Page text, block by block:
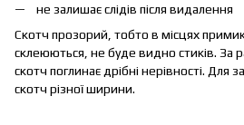
не залишає слідів після видалення
Скотч прозорий, тобто в місцях
склеюються, не буде видно стиків. За
скотч поглинає дрібні нерівності. Для
скотч різної ширини.